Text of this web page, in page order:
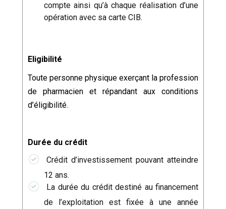
compte ainsi qu’à chaque réalisation d’une
opération avec sa carte CIB.
Eligibilité
Toute personne physique exerçant la profession
de pharmacien et répandant aux conditions
d’éligibilité.
Durée du crédit
Crédit d’investissement pouvant atteindre
12 ans.
La durée du crédit destiné au financement
de l’exploitation est fixée à une année